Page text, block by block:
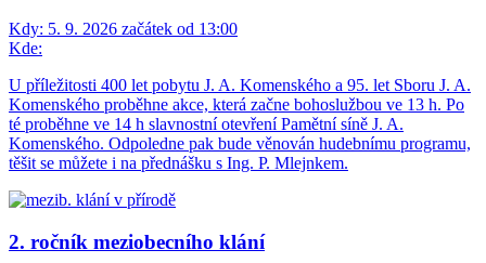
Kdy: 5. 9. 2026 začátek od 13:00
Kde:
U příležitosti 400 let pobytu J. A. Komenského a 95. let Sboru J. A.
Komenského proběhne akce, která začne bohoslužbou ve 13 h. Po
té proběhne ve 14 h slavnostní otevření Pamětní síně J. A.
Komenského. Odpoledne pak bude věnován hudebnímu programu,
těšit se můžete i na přednášku s Ing. P. Mlejnkem.
2. ročník meziobecního klání